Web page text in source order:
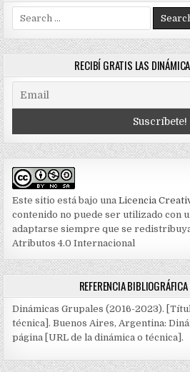
for:
RECIBÍ GRATIS LAS
Este sitio está bajo unaLicencia
contenido no puede ser utilizado con
adaptarse siempre que se
Atributos 4.0 Internacional
REFERENCIA
Dinámicas Grupales (2016-2023).
técnica]. Buenos Aires, Argentina:
página [URL de la dinámica o técnica].